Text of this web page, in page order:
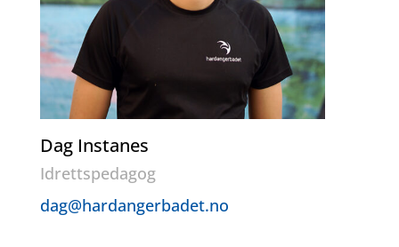
Dag Instanes
Idrettspedagog
dag@hardangerbadet.no